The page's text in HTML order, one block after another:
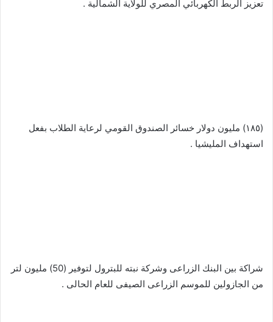
‬‏تعزيز الربط الكهربائي المصري للولاية الشمالية .
‬‏(١٨٥) مليون دولار خسائر الصندوق القومي لرعاية الطلاب بفعل
استهداف المليشيا .
‬‏شراكة بين البنك الزراعى وشركة نبته للبترول لتوفير (50) مليون لتر
من الجازولين للموسم الزراعى الصيفى للعام الحالى .